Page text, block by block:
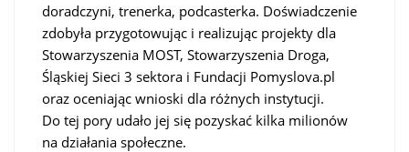
doradczyni, trenerka, podcasterka. Doświadczenie
zdobyła przygotowując i realizując projekty dla
Stowarzyszenia MOST, Stowarzyszenia Droga,
Śląskiej Sieci 3 sektora i Fundacji Pomyslova.pl
oraz oceniając wnioski dla różnych instytucji.
Do tej pory udało jej się pozyskać kilka milionów
na działania społeczne.